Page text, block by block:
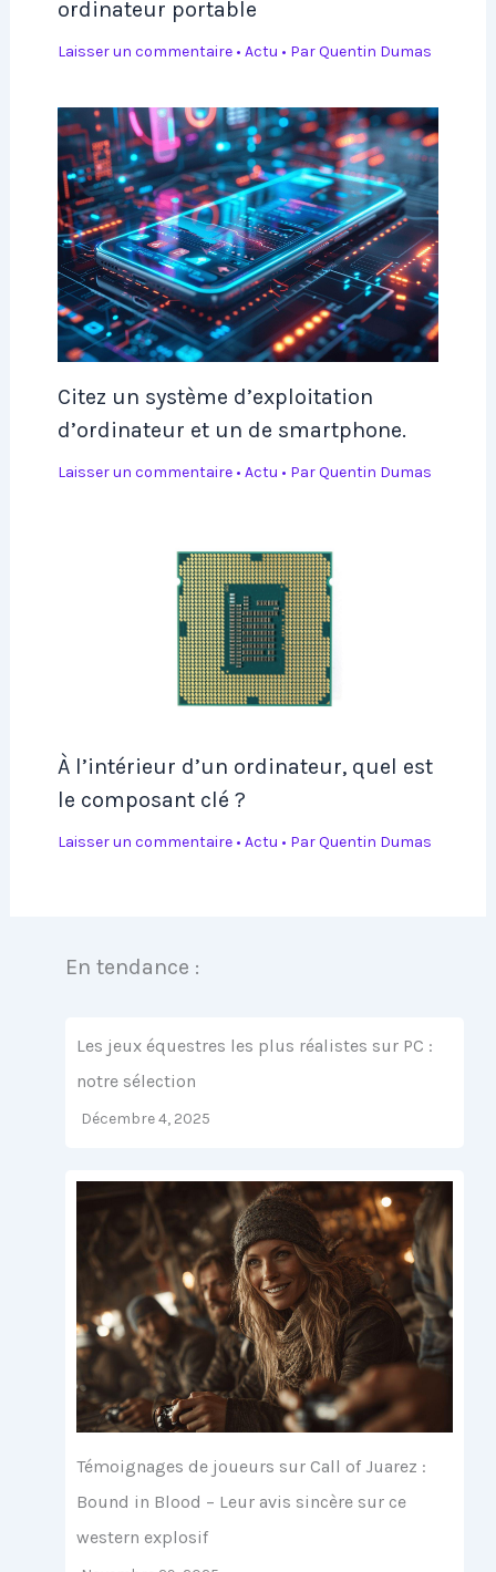
ordinateur portable
Laisser un commentaire • Actu • ParQuentin Dumas
Citez un système d’exploitation
d’ordinateur et un de smartphone.
Laisser un commentaire • Actu • ParQuentin Dumas
À l’intérieur d’un ordinateur, quel est
le composant clé ?
Laisser un commentaire • Actu • ParQuentin Dumas
En tendance :
Les jeux équestres les plus réalistes sur PC :
notre sélection
Décembre 4, 2025
Témoignages de joueurs sur Call of Juarez :
Bound in Blood – Leur avis sincère sur ce
western explosif